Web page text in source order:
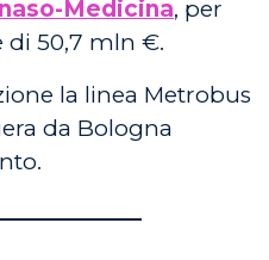
Medicina, per
di 50,7 mln €.
la linea Metrobus
da Bologna